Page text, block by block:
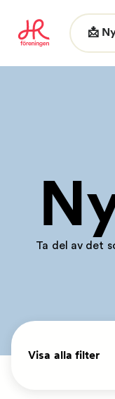
📩
Ta del av det
Visa alla filter